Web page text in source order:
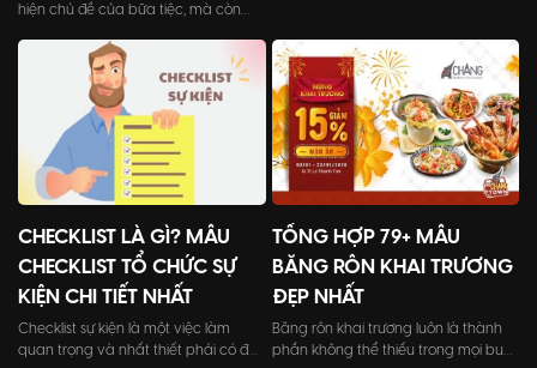
hiện chủ đề của bữa tiệc, mà còn
nghiệp trong mắt các khách mời
trong nhà.
CHECKLIST LÀ GÌ? MẪU
CHECKLIST TỔ CHỨC SỰ
KIỆN CHI TIẾT NHẤT
Checklist sự kiện là một việc làm
quan trọng và nhất thiết phải có để
TỔNG HỢP 79+ MẪU
BĂNG RÔN KHAI TRƯƠNG
ĐẸP NHẤT
Băng rôn khai trương luôn là thành
phần không thể thiếu trong mọi buổi